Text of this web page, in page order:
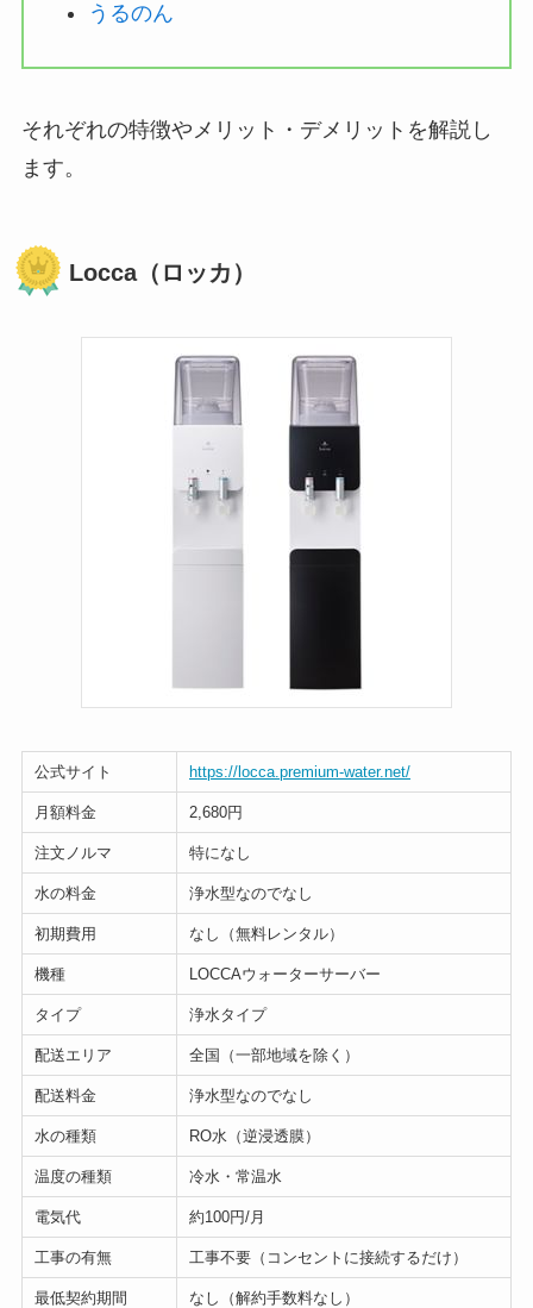
うるのん
それぞれの特徴やメリット・デメリットを解説し
ます。
Locca（ロッカ）
公式サイト https://locca.premium-water.net/
月額料金 2,680円
注文ノルマ 特になし
水の料金 浄水型なのでなし
初期費用 なし（無料レンタル）
機種 LOCCAウォーターサーバー
タイプ 浄水タイプ
配送エリア 全国（一部地域を除く）
配送料金 浄水型なのでなし
水の種類 RO水（逆浸透膜）
温度の種類 冷水・常温水
電気代 約100円/月
工事の有無 工事不要（コンセントに接続するだけ）
最低契約期間 なし（解約手数料なし）